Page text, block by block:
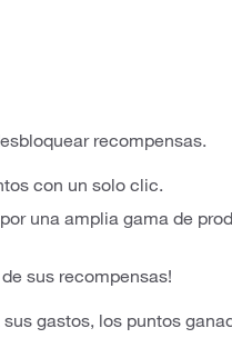
recompensas.
con un solo clic.
una amplia gama de
sus recompensas!
gastos, los puntos